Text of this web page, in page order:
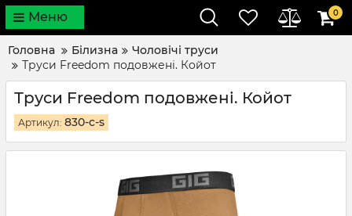
Меню 0
Головна Білизна
Чоловічі труси
Труси Freedom подовжені. Койот
Труси Freedom подовжені. Койот
Артикул: 830-c-s